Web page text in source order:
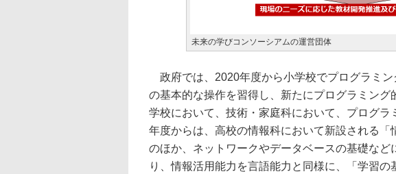
未来の学びコンソーシアムの運営団体
政府では、2020年度から小学校でプログラミ
の基本的な操作を習得し、新たにプログラミング
学校において、技術・家庭科において、プログ
年度からは、高校の情報科において新設される
のほか、ネットワークやデータベースの基礎など
り、情報活用能力を言語能力と同様に、「学習